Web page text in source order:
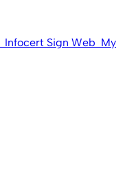
Infocert Sign Web My